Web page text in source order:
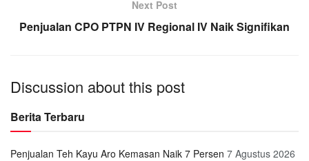
Next Post
Penjualan CPO PTPN IV Regional IV Naik Signifikan
Discussion about this post
Berita Terbaru
Penjualan Teh Kayu Aro Kemasan Naik 7 Persen 7 Agustus 2026